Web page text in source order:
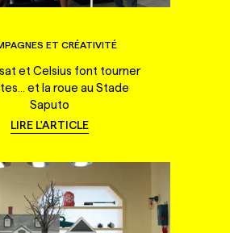
ET CRÉATIVITÉ
et Celsius font tourner
et la roue au Stade
Saputo
LIRE L'ARTICLE